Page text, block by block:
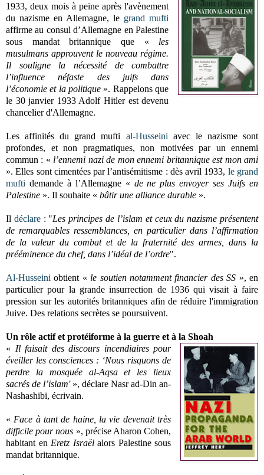
1933, deux mois à peine après l'avènement
du nazisme en Allemagne, le grand mufti
affirme au consul d’Allemagne en Palestine
sous mandat britannique que « les
musulmans approuvent le nouveau régime.
Il souligne la nécessité de combattre
l’influence néfaste des juifs dans
l’économie et la politique ». Rappelons que
le 30 janvier 1933 Adolf Hitler est devenu
chancelier d'Allemagne.
Les affinités du grand mufti al-Husseini avec le nazisme sont
profondes, et non pragmatiques, non motivées par un ennemi
commun : « l’ennemi nazi de mon ennemi britannique est mon ami
». Elles sont cimentées par l’antisémitisme : dès avril 1933, le grand
mufti demande à l’Allemagne « de ne plus envoyer ses Juifs en
Palestine ». Il souhaite « bâtir une alliance durable ».
Il déclare: "Les principes de l’islam et ceux du nazisme présentent
de remarquables ressemblances, en particulier dans l’affirmation
de la valeur du combat et de la fraternité des armes, dans la
prééminence du chef, dans l’idéal de l’ordre".
Al-Husseini obtient « le soutien notamment financier des SS », en
particulier pour la grande insurrection de 1936 qui visait à faire
pression sur les autorités britanniques afin de réduire l'immigration
Juive. Des relations secrètes se poursuivent.
Un rôle actif et protéiforme à la guerre et à la Shoah
« Il faisait des discours incendiaires pour
éveiller les consciences : ‘Nous risquons de
perdre la mosquée al-Aqsa et les lieux
sacrés de l’islam'», déclare Nasr ad-Din an-
Nashashibi, écrivain.
« Face à tant de haine, la vie devenait très
difficile pour nous », précise Aharon Cohen,
habitant en Eretz Israëlalors Palestine sous
mandat britannique.